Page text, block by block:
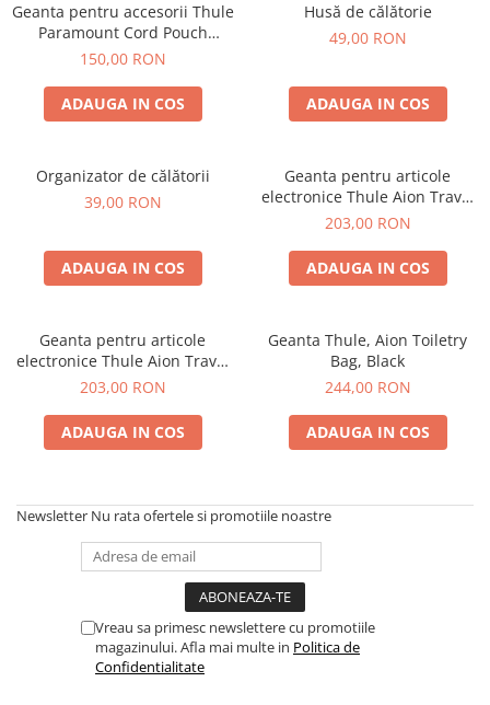
Geanta pentru accesorii Thule
Paramount Cord Pouch
Medium
150,00 RON
ADAUGA IN COS
Husă de călătorie
49,00 RON
ADAUGA IN COS
Organizator de călătorii
39,00 RON
ADAUGA IN COS
Geanta pentru articole
electronice Thule Aion Travel
Organizer, Dark Slate
203,00 RON
ADAUGA IN COS
Geanta pentru articole
electronice Thule Aion Travel
Organizer, Black
203,00 RON
ADAUGA IN COS
Geanta Thule, Aion Toiletry
Bag, Black
244,00 RON
ADAUGA IN COS
Newsletter Nu rata ofertele si promotiile noastre
Vreau sa primesc newslettere cu promotiile
magazinului. Afla mai multe in Politica de
Confidentialitate